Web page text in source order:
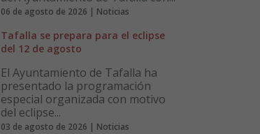
06 de agosto de 2026 | Noticias
Tafalla se prepara para el eclipse
del 12 de agosto
El Ayuntamiento de Tafalla ha
presentado la programación
especial organizada con motivo
del eclipse...
03 de agosto de 2026 | Noticias